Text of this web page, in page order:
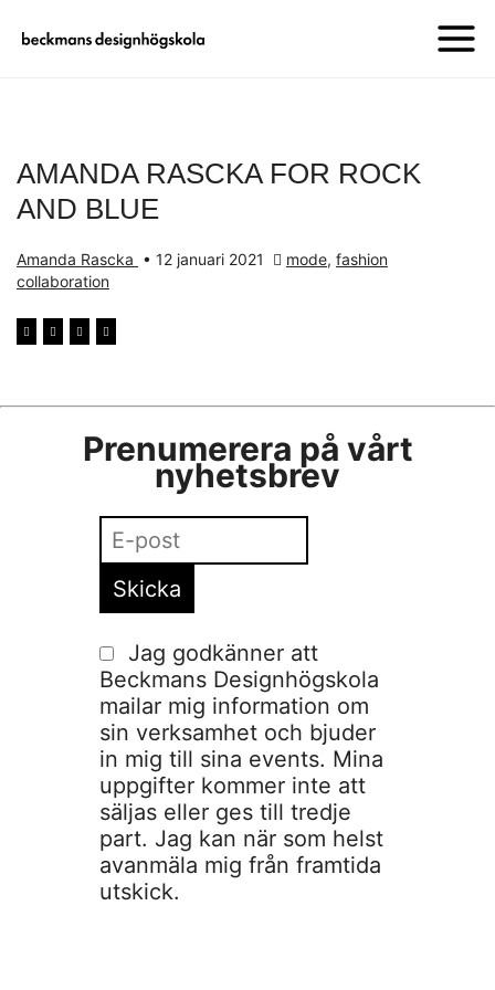
AMANDA RASCKA FOR ROCK
AND BLUE
Amanda Rascka • 12 januari 2021 mode, fashion
collaboration
Prenumerera på vårt
nyhetsbrev
Jag godkänner att
Beckmans Designhögskola
mailar mig information om
sin verksamhet och bjuder
in mig till sina events. Mina
uppgifter kommer inte att
säljas eller ges till tredje
part. Jag kan när som helst
avanmäla mig från framtida
utskick.